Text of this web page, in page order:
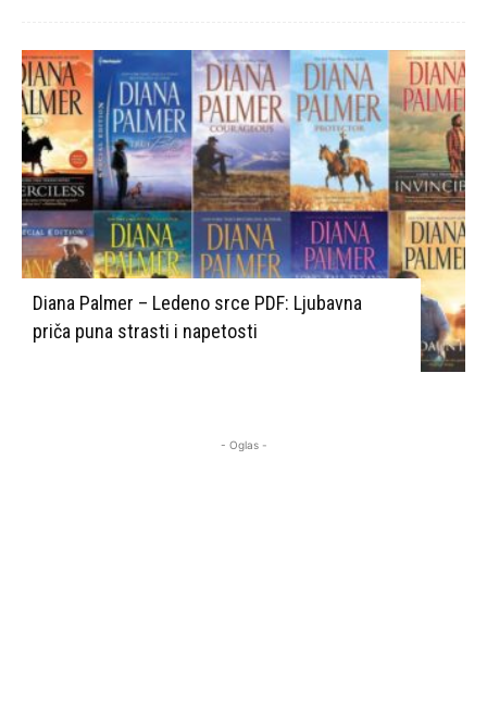
Diana Palmer – Ledeno srce PDF: Ljubavna
priča puna strasti i napetosti
- Oglas -